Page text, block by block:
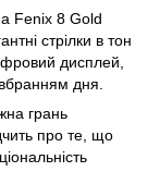
Fenix 8 Gold
стрілки в тон
дисплей,
дня.
грань
про те, що